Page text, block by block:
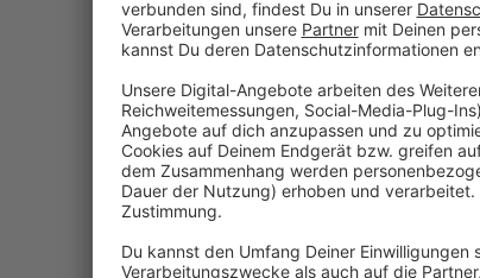
Die Varusschlacht im